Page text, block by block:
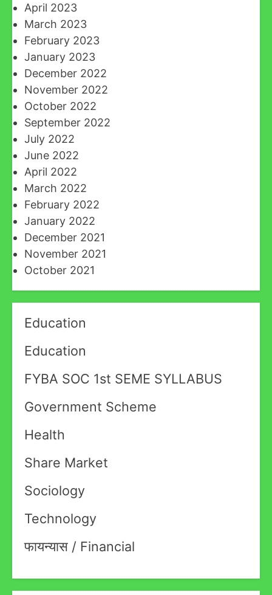
April 2023
March 2023
February 2023
January 2023
December 2022
November 2022
October 2022
September 2022
July 2022
June 2022
April 2022
March 2022
February 2022
January 2022
December 2021
November 2021
October 2021
Education
Education
FYBA SOC 1st SEME SYLLABUS
Government Scheme
Health
Share Market
Sociology
Technology
फायन्यास / Financial